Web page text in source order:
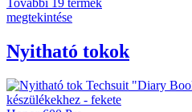
További 19 termék
megtekintése
Nyitható tokok